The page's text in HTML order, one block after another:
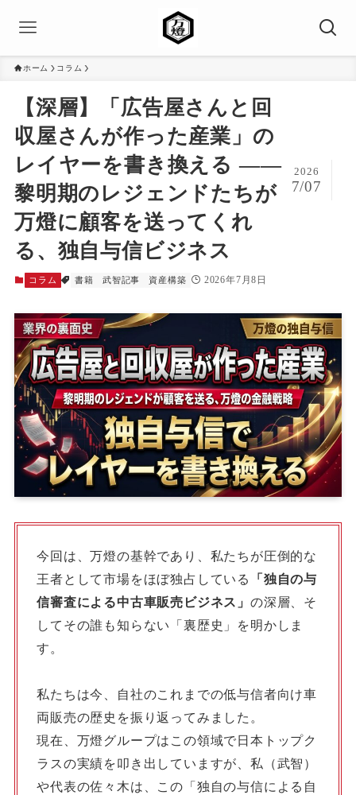
ホーム コラム
【深層】「広告屋さんと回
収屋さんが作った産業」の
レイヤーを書き換える ――
黎明期のレジェンドたちが
万燈に顧客を送ってくれ
る、独自与信ビジネス
2026
7/07
コラム 書籍 武智記事 資産構築 2026年7月8日
今回は、万燈の基幹であり、私たちが圧倒的な
王者として市場をほぼ独占している
「独自の与
信審査による中古車販売ビジネス」 の深層、そ
してその誰も知らない「裏歴史」を明かしま
す。
私たちは今、自社のこれまでの低与信者向け車
両販売の歴史を振り返ってみました。
現在、万燈グループはこの領域で日本トップク
ラスの実績を叩き出していますが、私（武智）
や代表の佐々木は、この「独自の与信による自